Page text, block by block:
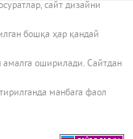
сайт дизайни
бошқа ҳар қандай
оширилади. Сайтдан
манбага фаол